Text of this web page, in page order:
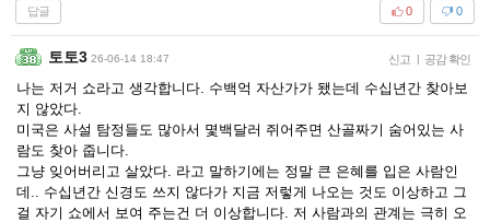
답글 0
0
토토3 26-06-14 18:47 신고 | 공감 확인
나는 저거 쇼라고 생각합니다. 수백억 자산가가 됐는데 수십년간 찾아보
지 않았다.
미국은 사설 탐정들도 많아서 몇백달러 쥐어주면 산골짜기 숨어있는 사
람도 찾아 줍니다.
그냥 잊어버리고 살았다. 라고 말하기에는 정말 큰 은혜를 입은 사람인
데.. 수십년간 신경도 쓰지 않다가 지금 저렇게 나오는 것도 이상하고 그
걸 자기 쇼에서 보여 주는건 더 이상합니다. 저 사람과의 관계는 극히 오